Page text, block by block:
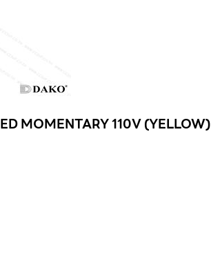
MOMENTARY 110V (YELLOW)